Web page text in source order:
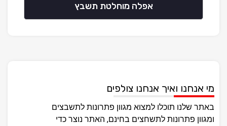
אפלה מוחלטת תשבץ
מי אנחנו ואיך אנחנו צולפים
באתר שלנו תוכלו למצוא מגוון פתרונות לתשבצים
ומגוון פתרונות לתשחצים בחינם, האתר נוצר כדי